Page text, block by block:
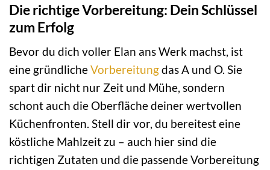
Die richtige Vorbereitung: Dein Schlüssel
zum Erfolg
Bevor du dich voller Elan ans Werk machst, ist
eine gründlicheVorbereitungdas A und O. Sie
spart dir nicht nur Zeit und Mühe, sondern
schont auch die Oberfläche deiner wertvollen
Küchenfronten. Stell dir vor, du bereitest eine
köstliche Mahlzeit zu – auch hier sind die
richtigen Zutaten und die passende Vorbereitung